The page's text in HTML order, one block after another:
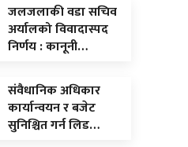
जलजलाकी वडा सचिव
अर्यालको विवादास्पद
निर्णय : कानूनी…
संवैधानिक अधिकार
कार्यान्वयन र बजेट
सुनिश्चित गर्न लिड…